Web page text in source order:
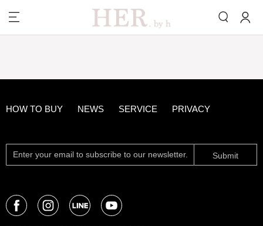
HOW TO BUY NEWS SERVICE PRIVACY
Submit